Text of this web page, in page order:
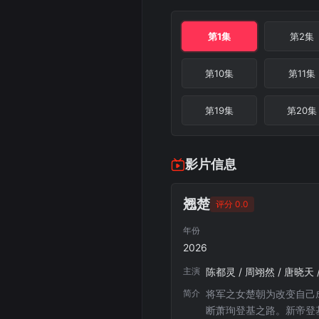
第1集 第2集
第10集 第11集
第19集 第20集
影片信息
翘楚 评分 0.0
年份
2026
主演 陈都灵 / 周翊然 / 唐晓天
简介 将军之女楚朝为改变自
断萧珣登基之路。新帝